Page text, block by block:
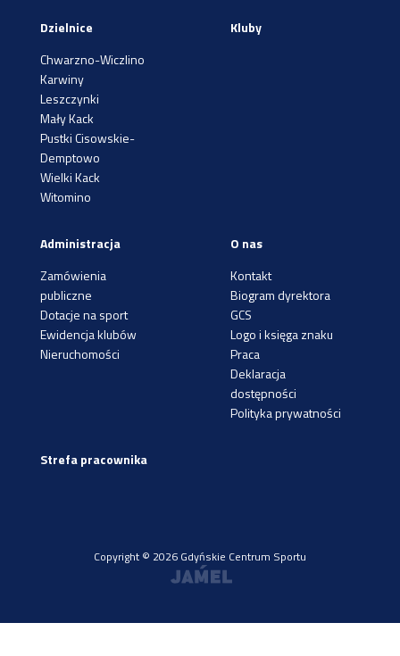
Dzielnice
Chwarzno-Wiczlino
Karwiny
Leszczynki
Mały Kack
Pustki Cisowskie-
Demptowo
Wielki Kack
Witomino
Kluby
Administracja
Zamówienia
publiczne
Dotacje na sport
Ewidencja klubów
Nieruchomości
O nas
Kontakt
Biogram dyrektora
GCS
Logo i księga znaku
Praca
Deklaracja
dostępności
Polityka prywatności
Strefa pracownika
Copyright © 2026 Gdyńskie Centrum Sportu